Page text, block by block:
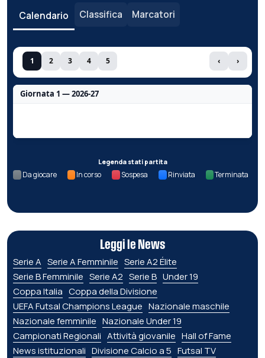
Calendario Classifica Marcatori
1 2 3 4 5 ‹ ›
Giornata 1 — 2026-27
Legenda stati partita
Da giocare In corso Sospesa Rinviata Terminata
Leggi le News
Serie A Serie A Femminile Serie A2 Élite
Serie B Femminile Serie A2 Serie B Under 19
Coppa Italia Coppa della Divisione
UEFA Futsal Champions League Nazionale maschile
Nazionale femminile Nazionale Under 19
Campionati Regionali Attività giovanile Hall of Fame
News istituzionali Divisione Calcio a 5 Futsal TV